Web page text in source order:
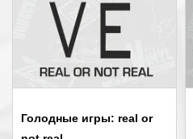
Голодные игры: real or